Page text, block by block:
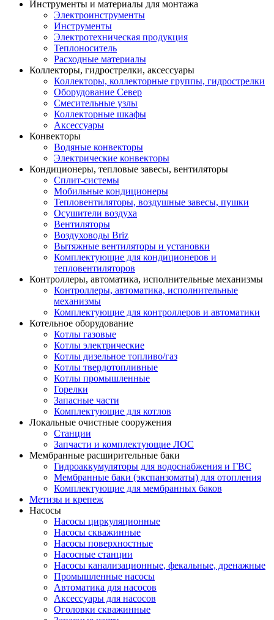
Инструменты и материалы для монтажа
Электроинструменты
Инструменты
Электротехническая продукция
Теплоноситель
Расходные материалы
Коллекторы, гидрострелки, аксессуары
Коллекторы, коллекторные группы, гидрострелки
Оборудование Север
Смесительные узлы
Коллекторные шкафы
Аксессуары
Конвекторы
Водяные конвекторы
Электрические конвекторы
Кондиционеры, тепловые завесы, вентиляторы
Сплит-системы
Мобильные кондиционеры
Тепловентиляторы, воздушные завесы, пушки
Осушители воздуха
Вентиляторы
Воздуховоды Briz
Вытяжные вентиляторы и установки
Комплектующие для кондиционеров и
тепловентиляторов
Контроллеры, автоматика, исполнительные механизмы
Контроллеры, автоматика, исполнительные
механизмы
Комплектующие для контроллеров и автоматики
Котельное оборудование
Котлы газовые
Котлы электрические
Котлы дизельное топливо/газ
Котлы твердотопливные
Котлы промышленные
Горелки
Запасные части
Комплектующие для котлов
Локальные очистные сооружения
Станции
Запчасти и комплектующие ЛОС
Мембранные расширительные баки
Гидроаккумуляторы для водоснабжения и ГВС
Мембранные баки (экспанзоматы) для отопления
Комплектующие для мембранных баков
Метизы и крепеж
Насосы
Насосы циркуляционные
Насосы скважинные
Насосы поверхностные
Насосные станции
Насосы канализационные, фекальные, дренажные
Промышленные насосы
Автоматика для насосов
Аксессуары для насосов
Оголовки скважинные